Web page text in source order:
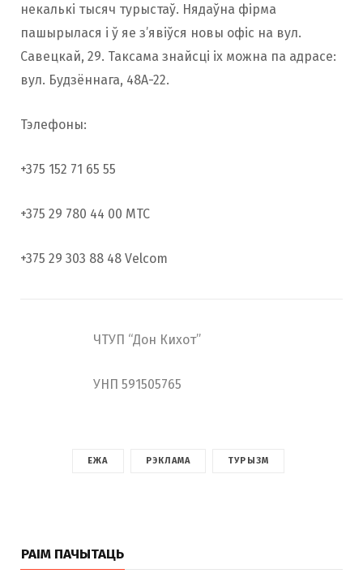
некалькі тысяч турыстаў. Нядаўна фірма
пашырылася і ў яе з’явіўся новы офіс на вул.
Савецкай, 29. Таксама знайсці іх можна па адрасе:
вул. Будзённага, 48А-22.
Тэлефоны:
+375 152 71 65 55
+375 29 780 44 00 МТС
+375 29 303 88 48 Velcom
ЧТУП “Дон Кихот”
УНП 591505765
ЕЖА РЭКЛАМА ТУРЫЗМ
РАІМ ПАЧЫТАЦЬ